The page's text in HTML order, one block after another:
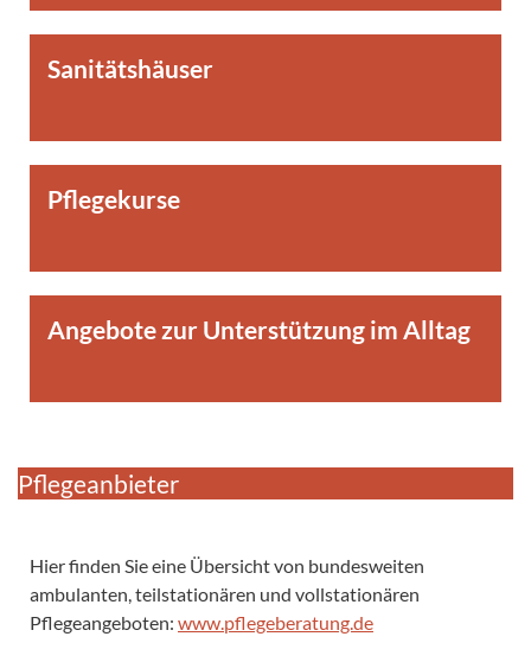
Sanitätshäuser
Pflegekurse
Angebote zur Unterstützung im Alltag
Pflegeanbieter
Hier finden Sie eine Übersicht von bundesweiten
ambulanten, teilstationären und vollstationären
Pflegeangeboten: www.pflegeberatung.de